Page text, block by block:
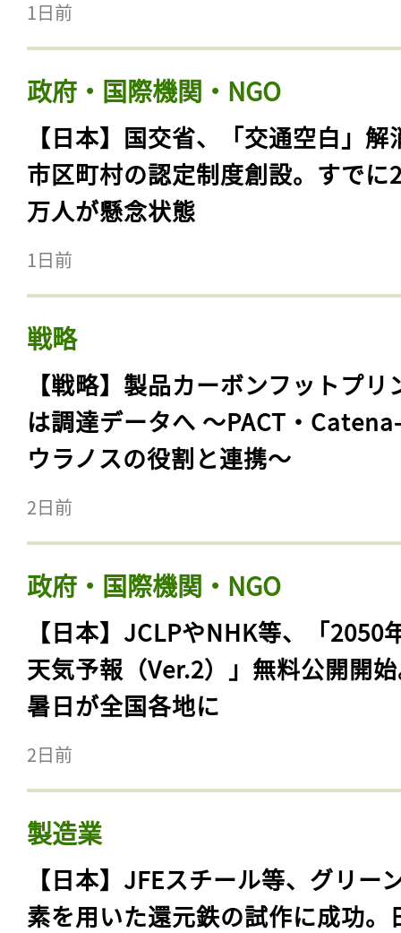
1日前
政府・国際機関・NGO
【日本】国交省、「交通空白」解
市区町村の認定制度創設。すでに
万人が懸念状態
1日前
戦略
【戦略】製品カーボンフットプリ
は調達データへ 〜PACT・
ウラノスの役割と連携〜
2日前
政府・国際機関・NGO
【日本】JCLPやNHK等、「2050
天気予報（Ver.2）」無料公開開
暑日が全国各地に
2日前
製造業
【日本】JFEスチール等、グリー
素を用いた還元鉄の試作に成功。